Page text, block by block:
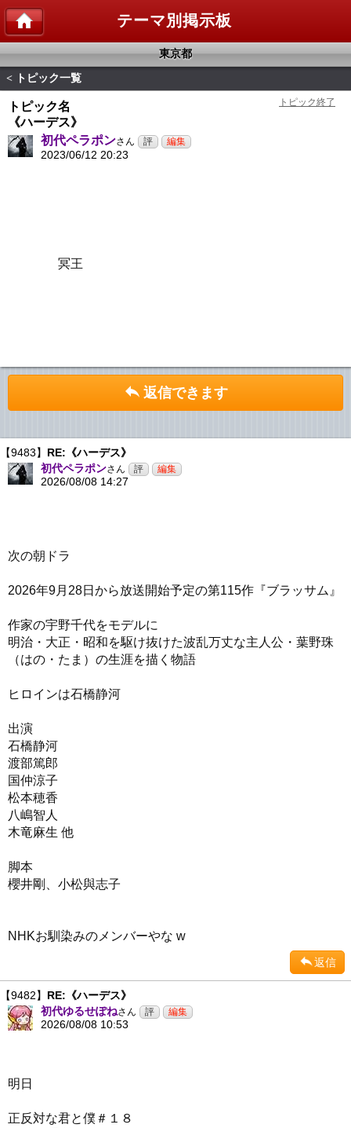
テーマ別掲示板
東京都
< トピック一覧
トピック名
《ハーデス》
初代ペラポンさん
2023/06/12 20:23
冥王
返信できます
【9483】 RE:《ハーデス》
初代ペラポンさん
2026/08/08 14:27
次の朝ドラ
2026年9月28日から放送開始予定の第115作『ブラッサム』
作家の宇野千代をモデルに
明治・大正・昭和を駆け抜けた波乱万丈な主人公・葉野珠
（はの・たま）の生涯を描く物語
ヒロインは石橋静河
出演
石橋静河
渡部篤郎
国仲涼子
松本穂香
八嶋智人
木竜麻生 他
脚本
櫻井剛、小松與志子
NHKお馴染みのメンバーやな w
返信
【9482】 RE:《ハーデス》
初代ゆるせぽねさん
2026/08/08 10:53
明日
正反対な君と僕＃１８